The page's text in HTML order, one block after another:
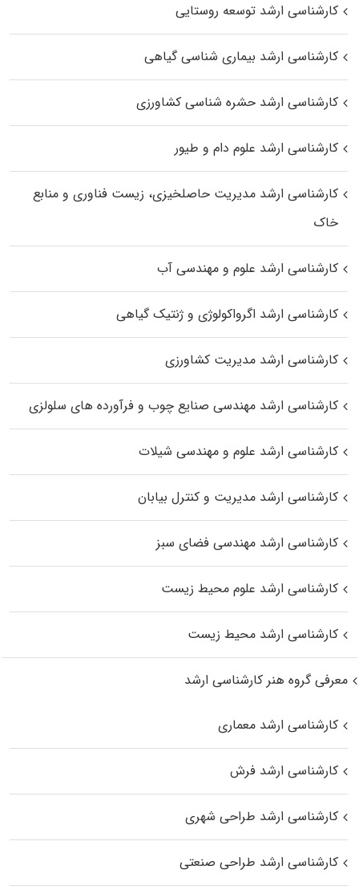
کارشناسی ارشد توسعه روستایی
کارشناسی ارشد بیماری‌ شناسی گیاهی
کارشناسی ارشد حشره‌ شناسی کشاورزی
کارشناسی ارشد علوم دام و طیور
کارشناسی ارشد مدیریت حاصلخیزی، زیست فناوری و منابع
خاک
کارشناسی ارشد علوم و مهندسی آب
کارشناسی ارشد اگرواکولوژی و ژنتیک گیاهی
کارشناسی ارشد مدیریت کشاورزی
کارشناسی ارشد مهندسی صنایع چوب و فرآورده‌ های سلولزی
کارشناسی ارشد علوم و مهندسی شیلات
کارشناسی ارشد مدیریت و کنترل بیابان
کارشناسی ارشد مهندسی فضای سبز
کارشناسی ارشد علوم محیط‌ زیست
کارشناسی ارشد محیط زیست
معرفی گروه هنر کارشناسی ارشد
کارشناسی ارشد معماری
کارشناسی ارشد فرش
کارشناسی ارشد طراحی شهری
کارشناسی ارشد طراحی صنعتی